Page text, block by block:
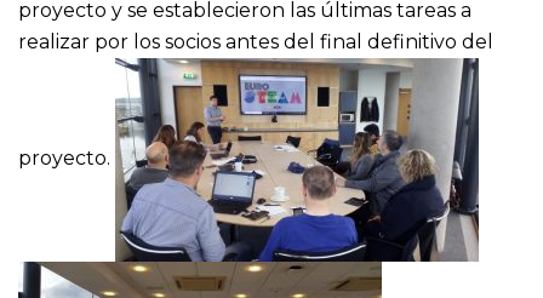
proyecto y se establecieron las últimas tareas a
realizar por los socios antes del final definitivo del
proyecto.